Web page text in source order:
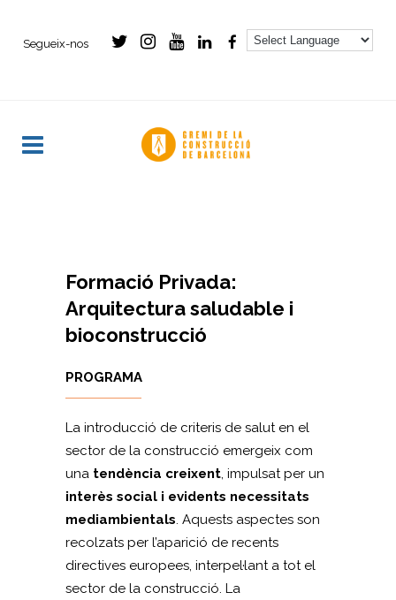
Segueix-nos
Formació Privada:
Arquitectura saludable i
bioconstrucció
PROGRAMA
La introducció de criteris de salut en el
sector de la construcció emergeix com
una tendència creixent, impulsat per un
interès social i evidents necessitats
mediambientals. Aquests aspectes son
recolzats per l’aparició de recents
directives europees, interpel·lant a tot el
sector de la construcció. La